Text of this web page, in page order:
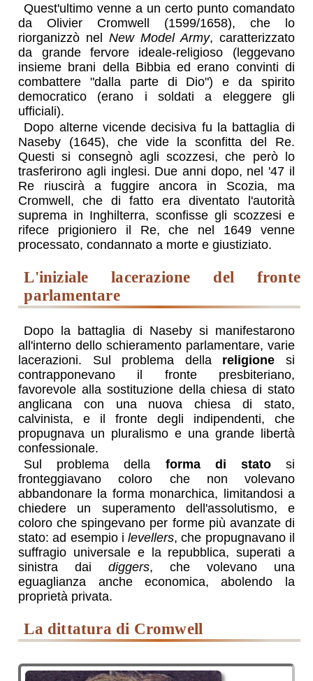
Quest'ultimo venne a un certo punto comandato
da Olivier Cromwell (1599/1658), che lo
riorganizzò nelNew Model Army, caratterizzato
da grande fervore ideale-religioso (leggevano
insieme brani della Bibbia ed erano convinti di
combattere "dalla parte di Dio") e da spirito
democratico (erano i soldati a eleggere gli
ufficiali).
Dopo alterne vicende decisiva fu la battaglia di
Naseby (1645), che vide la sconfitta del Re.
Questi si consegnò agli scozzesi, che però lo
trasferirono agli inglesi. Due anni dopo, nel '47 il
Re riuscirà a fuggire ancora in Scozia, ma
Cromwell, che di fatto era diventato l'autorità
suprema in Inghilterra, sconfisse gli scozzesi e
rifece prigioniero il Re, che nel 1649 venne
processato, condannato a morte e giustiziato.
l'iniziale lacerazione del fronte
parlamentare
Dopo la battaglia di Naseby si manifestarono
all'interno dello schieramento parlamentare, varie
lacerazioni. Sul problema della religione si
contrapponevano il fronte presbiteriano,
favorevole alla sostituzione della chiesa di stato
anglicana con una nuova chiesa di stato,
calvinista, e il fronte degli indipendenti, che
propugnava un pluralismo e una grande libertà
confessionale.
Sul problema della forma di statosi
fronteggiavano coloro che non volevano
abbandonare la forma monarchica, limitandosi a
chiedere un superamento dell'assolutismo, e
coloro che spingevano per forme più avanzate di
stato: ad esempio ilevellers, che propugnavano il
suffragio universale e la repubblica, superati a
sinistra daidiggers, che volevano una
eguaglianza anche economica, abolendo la
proprietà privata.
la dittatura di Cromwell